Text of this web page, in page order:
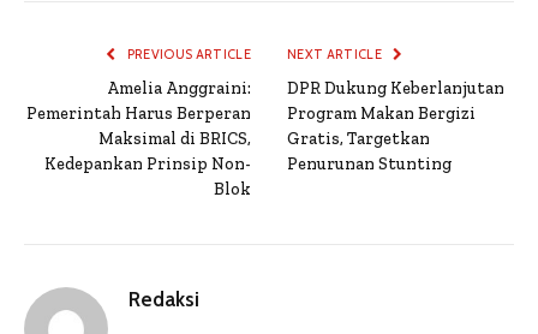
PREVIOUS ARTICLE
Amelia Anggraini:
Pemerintah Harus Berperan
Maksimal di BRICS,
Kedepankan Prinsip Non-
Blok
NEXT ARTICLE
DPR Dukung Keberlanjutan
Program Makan Bergizi
Gratis, Targetkan
Penurunan Stunting
Redaksi